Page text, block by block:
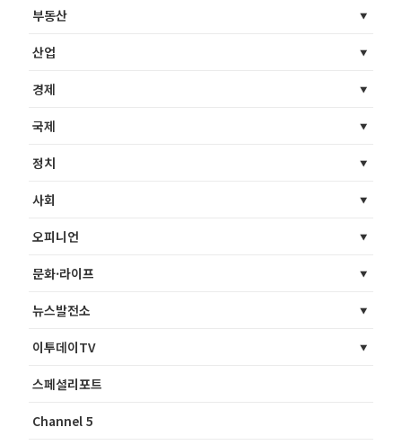
부동산
산업
경제
국제
정치
사회
오피니언
문화·라이프
뉴스발전소
이투데이TV
스페셜리포트
Channel 5